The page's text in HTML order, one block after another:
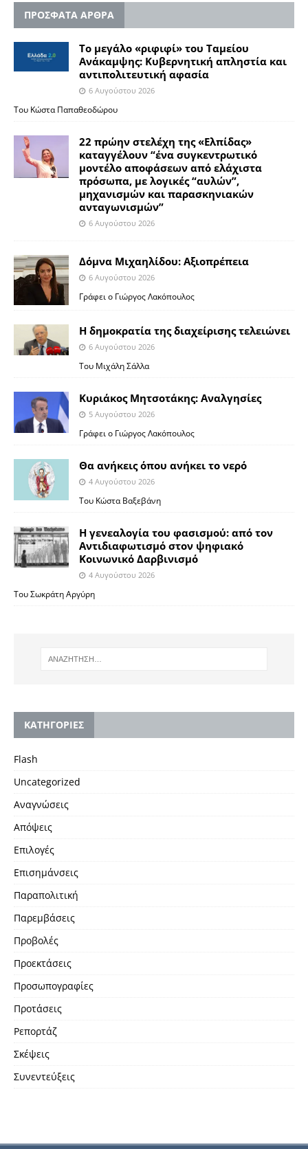
ΠΡΟΣΦΑΤΑ ΑΡΘΡΑ
Το μεγάλο «ριφιφί» του Ταμείου
Ανάκαμψης: Κυβερνητική απληστία και
αντιπολιτευτική αφασία
6 Αυγούστου 2026
Του Κώστα Παπαθεοδώρου
22 πρώην στελέχη της «Ελπίδας»
καταγγέλουν “ένα συγκεντρωτικό
μοντέλο αποφάσεων από ελάχιστα
πρόσωπα, με λογικές “αυλών”,
μηχανισμών και παρασκηνιακών
ανταγωνισμών”
6 Αυγούστου 2026
Δόμνα Μιχαηλίδου: Αξιοπρέπεια
6 Αυγούστου 2026
Γράφει ο Γιώργος Λακόπουλος
Η δημοκρατία της διαχείρισης τελειώνει
6 Αυγούστου 2026
Του Μιχάλη Σάλλα
Κυριάκος Μητσοτάκης: Αναλγησίες
5 Αυγούστου 2026
Γράφει ο Γιώργος Λακόπουλος
Θα ανήκεις όπου ανήκει το νερό
4 Αυγούστου 2026
Του Κώστα Βαξεβάνη
Η γενεαλογία του φασισμού: από τον
Αντιδιαφωτισμό στον ψηφιακό
Κοινωνικό Δαρβινισμό
4 Αυγούστου 2026
Του Σωκράτη Αργύρη
KΑΤΗΓΟΡΙΕΣ
Flash
Uncategorized
Αναγνώσεις
Απόψεις
Επιλογές
Επισημάνσεις
Παραπολιτική
Παρεμβάσεις
Προβολές
Προεκτάσεις
Προσωπογραφίες
Προτάσεις
Ρεπορτάζ
Σκέψεις
Συνεντεύξεις